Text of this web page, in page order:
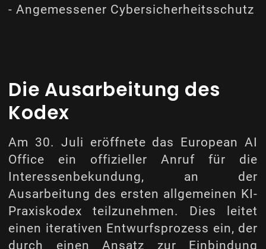
- Angemessener Cybersicherheitsschutz
Die Ausarbeitung des
Kodex
Am 30. Juli eröffnete das European AI
Office ein offizieller Anruf für die
Interessenbekundung, an der
Ausarbeitung des ersten allgemeinen KI-
Praxiskodex teilzunehmen. Dies leitet
einen iterativen Entwurfsprozess ein, der
durch einen Ansatz zur Einbindung